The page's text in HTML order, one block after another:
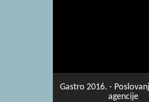
Gastro 2016. -
agencije